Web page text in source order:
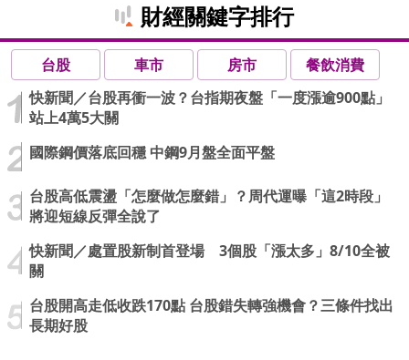
財經關鍵字排行
台股 車市 房市
餐飲消費
快新聞／台股再衝一波？台指期夜盤「一度漲逾900點」
站上4萬5大關
國際鋼價落底回穩 中鋼9月盤全面平盤
台股高低震盪「怎麼做怎麼錯」？周代運曝「這2時段」
將迎短線反彈全說了
快新聞／處置股新制首登場 3個股「漲太多」8/10全被
關
台股開高走低收跌170點 台股錯失轉強機會？三條件找出
長期好股